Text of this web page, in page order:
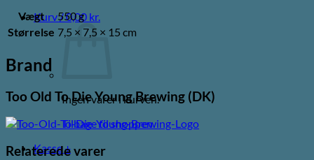
Kurv /0,00 kr.
Ingen varer i kurven.
Tilbage til shoppen
Kasse+
Vægt
550 g
Størrelse 7,5 × 7,5 × 15 cm
Brand
Too Old To Die Young Brewing (DK)
Relaterede varer